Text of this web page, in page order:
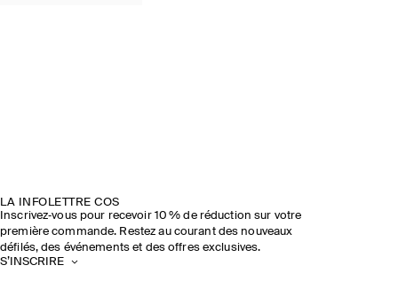
LA INFOLETTRE COS
Inscrivez‑vous pour recevoir 10 % de réduction sur votre
première commande. Restez au courant des nouveaux
défilés, des événements et des offres exclusives.
S’INSCRIRE